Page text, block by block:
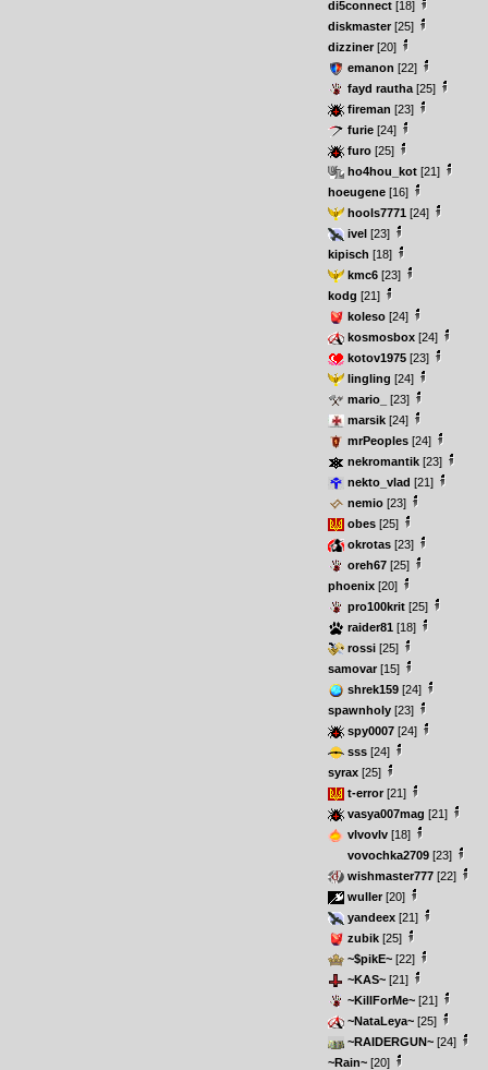
di5connect [18]
diskmaster [25]
dizziner [20]
emanon [22]
fayd rautha [25]
fireman [23]
furie [24]
furo [25]
ho4hou_kot [21]
hoeugene [16]
hools7771 [24]
ivel [23]
kipisch [18]
kmc6 [23]
kodg [21]
koleso [24]
kosmosbox [24]
kotov1975 [23]
lingling [24]
mario_
[23]
marsik [24]
mrPeoples [24]
nekromantik [23]
nekto_vlad [21]
nemio [23]
obes [25]
okrotas [23]
oreh67 [25]
phoenix [20]
pro100krit [25]
raider81 [18]
rossi [25]
samovar [15]
shrek159 [24]
spawnholy [23]
spy0007 [24]
sss [24]
syrax [25]
t-error [21]
vasya007mag [21]
vlvovlv [18]
vovochka2709 [23]
wishmaster777 [22]
wuller [20]
yandeex [21]
zubik [25]
~$pikE~ [22]
~KAS~ [21]
~KillForMe~ [21]
~NataLeya~ [25]
~RAIDERGUN~ [24]
~Rain~ [20]